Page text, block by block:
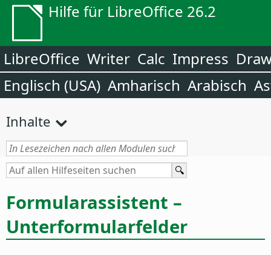
Hilfe für LibreOffice 26.2
LibreOffice Writer Calc Impress
Englisch (USA) Amharisch Arabisch
Inhalte
Formularassistent –
Unterformularfelder